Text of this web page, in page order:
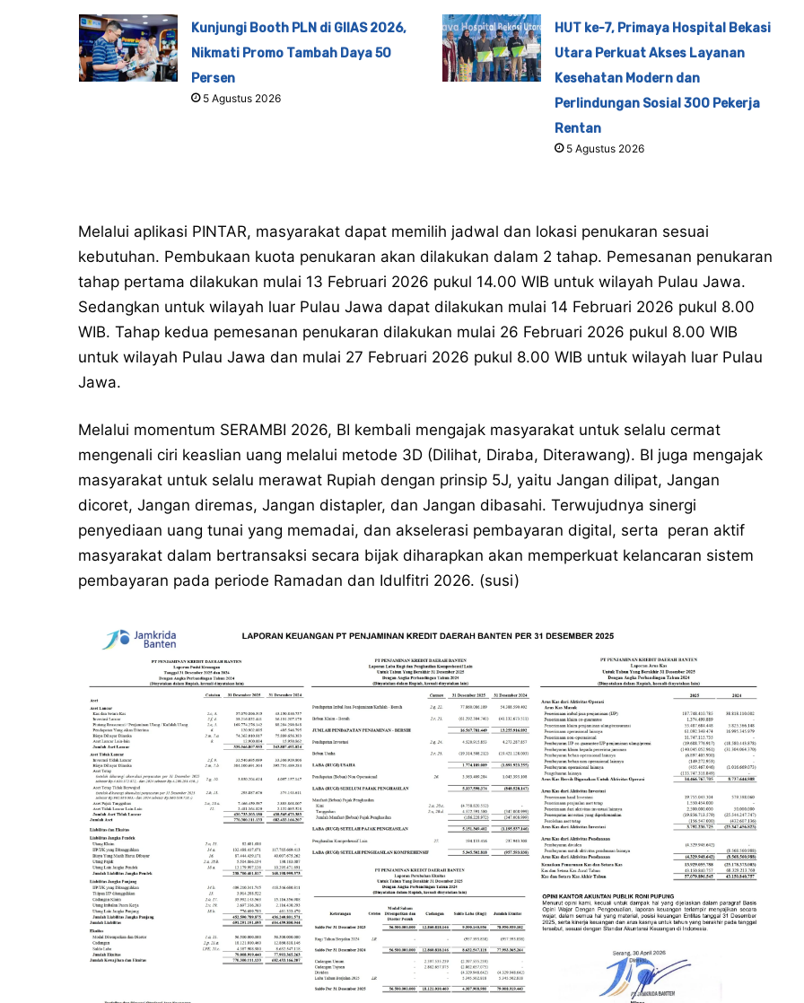
Kunjungi Booth PLN di GIIAS 2026,
Nikmati Promo Tambah Daya 50
Persen
5 Agustus 2026
HUT ke-7, Primaya Hospital Bekasi
Utara Perkuat Akses Layanan
Kesehatan Modern dan
Perlindungan Sosial 300 Pekerja
Rentan
5 Agustus 2026
Melalui aplikasi PINTAR, masyarakat dapat memilih jadwal dan lokasi penukaran sesuai
kebutuhan. Pembukaan kuota penukaran akan dilakukan dalam 2 tahap. Pemesanan penukaran
tahap pertama dilakukan mulai 13 Februari 2026 pukul 14.00 WIB untuk wilayah Pulau Jawa.
Sedangkan untuk wilayah luar Pulau Jawa dapat dilakukan mulai 14 Februari 2026 pukul 8.00
WIB. Tahap kedua pemesanan penukaran dilakukan mulai 26 Februari 2026 pukul 8.00 WIB
untuk wilayah Pulau Jawa dan mulai 27 Februari 2026 pukul 8.00 WIB untuk wilayah luar Pulau
Jawa.
Melalui momentum SERAMBI 2026, BI kembali mengajak masyarakat untuk selalu cermat
mengenali ciri keaslian uang melalui metode 3D (Dilihat, Diraba, Diterawang). BI juga mengajak
masyarakat untuk selalu merawat Rupiah dengan prinsip 5J, yaitu Jangan dilipat, Jangan
dicoret, Jangan diremas, Jangan distapler, dan Jangan dibasahi. Terwujudnya sinergi
penyediaan uang tunai yang memadai, dan akselerasi pembayaran digital, serta peran aktif
masyarakat dalam bertransaksi secara bijak diharapkan akan memperkuat kelancaran sistem
pembayaran pada periode Ramadan dan Idulfitri 2026. (susi)